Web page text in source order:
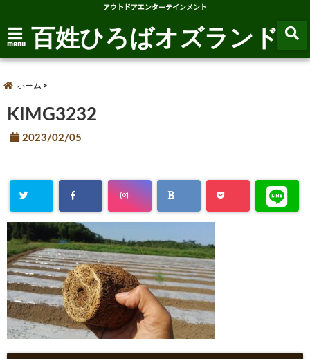
アウトドアエンターテインメント
menu 百姓ひろばオズランド
ホーム
KIMG3232
2023/02/05